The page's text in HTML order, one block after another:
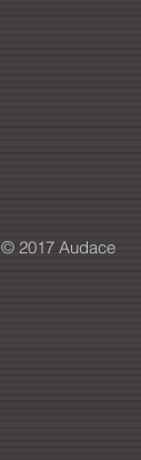
© 2017 Audace